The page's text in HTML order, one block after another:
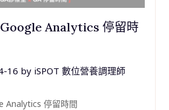
Google Analytics 停留時
16 by iSPOT 數位營養調理師
Analytics 停留時間